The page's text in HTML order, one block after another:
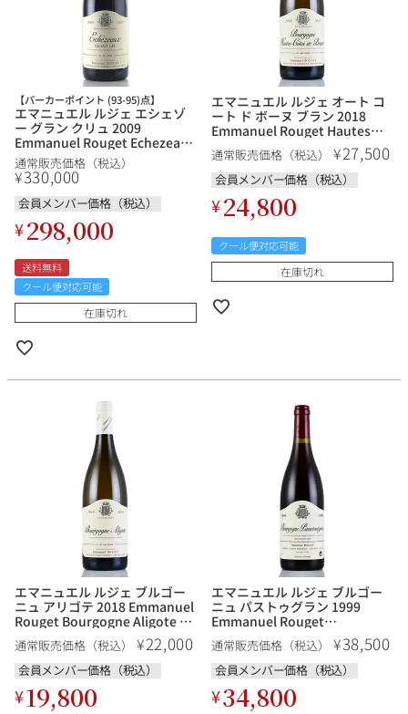
【パーカーポイント (93-95)点】
エマニュエル ルジェ エシェゾ
ー グラン クリュ 2009
Emmanuel Rouget Echezeaux
Grand Cru フランス ブルゴー
ニュ 赤ワイン
通常販売価格（税込）
¥330,000
会員メンバー価格（税込）
¥298,000
送料無料
クール便対応可能
在庫切れ
エマニュエル ルジェ オート コ
ート ド ボーヌ ブラン 2018
Emmanuel Rouget Hautes
Cotes de Beaune Blanc フラン
ス ブルゴーニュ 白ワイン
通常販売価格（税込） ¥27,500
会員メンバー価格（税込）
¥24,800
クール便対応可能
在庫切れ
エマニュエル ルジェ ブルゴー
ニュ アリゴテ 2018 Emmanuel
Rouget Bourgogne Aligote フ
ランス ブルゴーニュ 白ワイン
通常販売価格（税込） ¥22,000
会員メンバー価格（税込）
¥19,800
エマニュエル ルジェ ブルゴー
ニュ パストゥグラン 1999
Emmanuel Rouget
Bourgogne Passetoutgrain フ
ランス ブルゴーニュ 赤ワイン
通常販売価格（税込） ¥38,500
会員メンバー価格（税込）
¥34,800